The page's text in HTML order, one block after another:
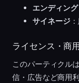
エンディング
サイネージ
ライセンス・商
このパーティクル
信・広告など商用